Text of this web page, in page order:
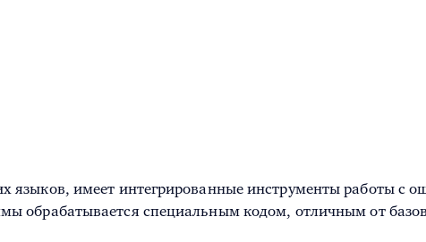
языков, имеет интегрированные инструменты работы
обрабатывается специальным кодом, отличным от